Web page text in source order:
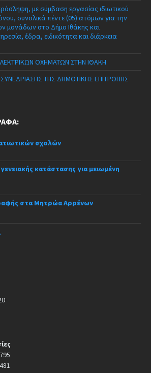
με σύμβαση εργασίας ιδιωτικού
συνολικά πέντε (05) ατόμων για την
μονάδων στο Δήμο Ιθάκης και
έδρα, ειδικότητα και διάρκεια
ΟΧΗΜΑΤΩΝ ΣΤΗΝ ΙΘΑΚΗ
ΤΗΣ ΔΗΜΟΤΙΚΗΣ ΕΠΙΤΡΟΠΗΣ
σχολών
κατάστασης για μειωμένη
στα Μητρώα Αρρένων